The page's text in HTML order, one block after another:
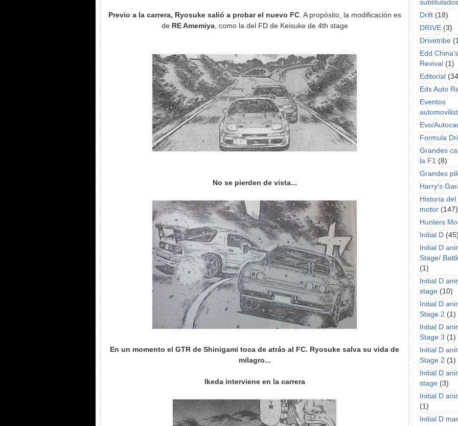
Previo a la carrera, Ryosuke salió a probar el nuevo FC. A propósito, la modificación es
de RE Amemiya, como la del FD de Keisuke de 4th stage
No se pierden de vista...
En un momento el GTR de Shinigami toca de atrás al FC. Ryosuke salva su vida de
milagro...
Ikeda interviene en la carrera
subtitulados
Drift (18)
DRIVE (3)
Drivetribe
Edd
Revival (1)
Editorial
Eds Auto
Eventos
Evo/
Formula
Grandes
la F1 (8)
Grandes
Harry's
Historia
motor (147)
Hunters
Initial D
Initial D
Stage/
(1)
Initial D
stage (10)
Initial D
Stage 2 (1)
Initial D
Stage 3 (1)
Initial D
Stage 2 (1)
Initial D
stage (3)
Initial D
(1)
Initial D